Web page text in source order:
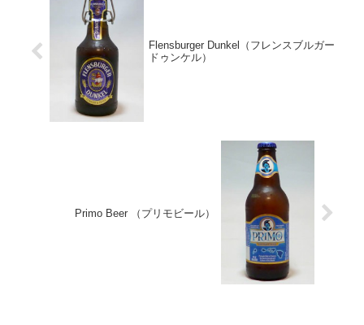
Flensburger Dunkel（フレンスブルガー
ドゥンケル）
Primo Beer （プリモビール）